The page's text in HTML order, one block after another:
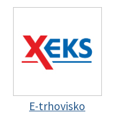
E-trhovisko